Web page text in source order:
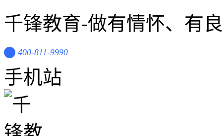
千锋教育-做有情怀、有
400-811-9990
手机站